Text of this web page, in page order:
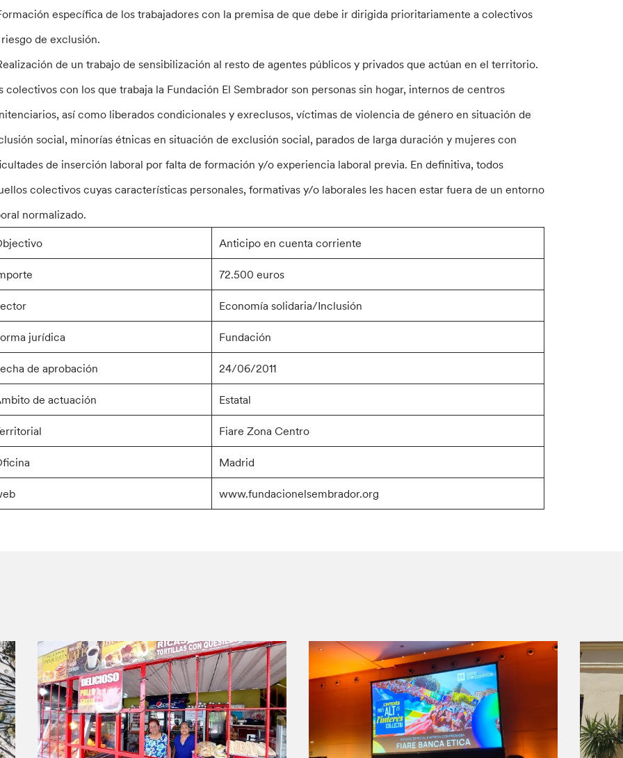
específica de los trabajadores con la premisa de que debe ir dirigida prioritariamente a colectivos
de exclusión.
de un trabajo de sensibilización al resto de agentes públicos y privados que actúan en el territorio.
colectivos con los que trabaja la Fundación El Sembrador son personas sin hogar, internos de centros
así como liberados condicionales y exreclusos, víctimas de violencia de género en situación de
social, minorías étnicas en situación de exclusión social, parados de larga duración y mujeres con
de inserción laboral por falta de formación y/o experiencia laboral previa. En definitiva, todos
colectivos cuyas características personales, formativas y/o laborales les hacen estar fuera de un entorno
normalizado.
Anticipo en cuenta corriente
72.500 euros
Economía solidaria/Inclusión
jurídica Fundación
de aprobación 24/06/2011
de actuación Estatal
Fiare Zona Centro
Madrid
www.fundacionelsembrador.org